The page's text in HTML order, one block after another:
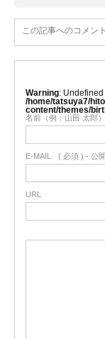
この記事へのコメン
Warning :
/home/tatsuya7/
content/themes/
名前（例：山田 太郎）
E-MAIL ( 必須 ) - 公
URL